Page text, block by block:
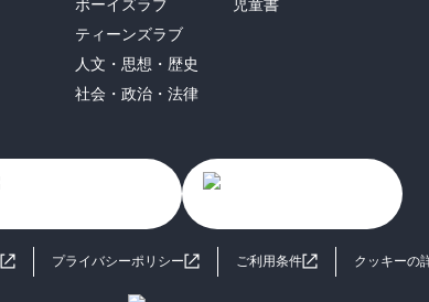
ボーイズラブ
ティーンズラブ
人文・思想・歴史
社会・政治・法律
児童書
プライバシーポリシー ご利用条件 クッキーの